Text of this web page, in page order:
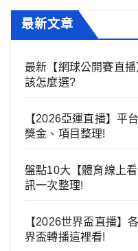
最新文章
最新【網球公開賽直
該怎麼選?
【2026亞運直播】平
獎金、項目整理!
盤點10大【體育線上
訊一次整理!
【2026世界盃直播】
界盃轉播這裡看!